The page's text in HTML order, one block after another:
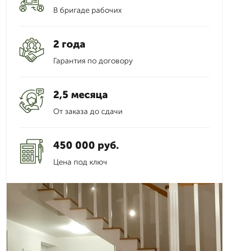
В бригаде рабочих
2 года
Гарантия по договору
2,5 месяца
От заказа до сдачи
450 000 руб.
Цена под ключ